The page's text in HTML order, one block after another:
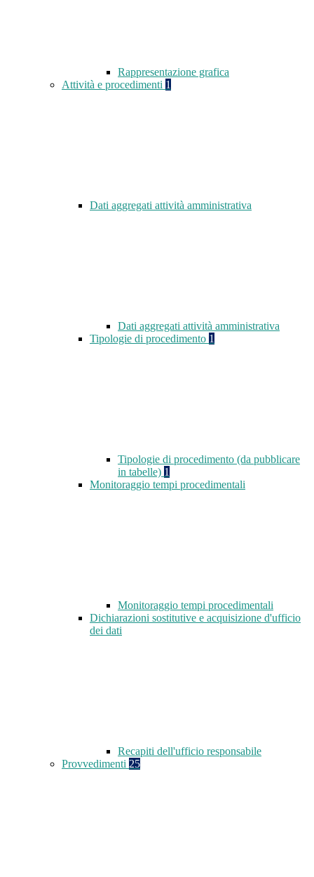
Rappresentazione grafica
Attività e procedimenti 1
Dati aggregati attività amministrativa
Dati aggregati attività amministrativa
Tipologie di procedimento 1
Tipologie di procedimento (da pubblicare
in tabelle) 1
Monitoraggio tempi procedimentali
Monitoraggio tempi procedimentali
Dichiarazioni sostitutive e acquisizione d'ufficio
dei dati
Recapiti dell'ufficio responsabile
Provvedimenti 25